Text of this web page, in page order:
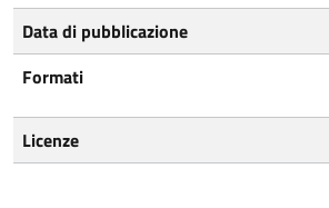
Data di pubblicazione
Formati
Licenze